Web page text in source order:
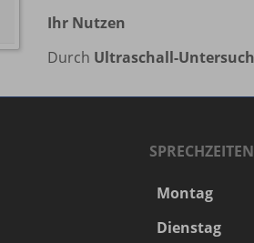
Ihr Nutzen
Durch Ultraschall-
SPRECHZEITEN
Montag
Dienstag